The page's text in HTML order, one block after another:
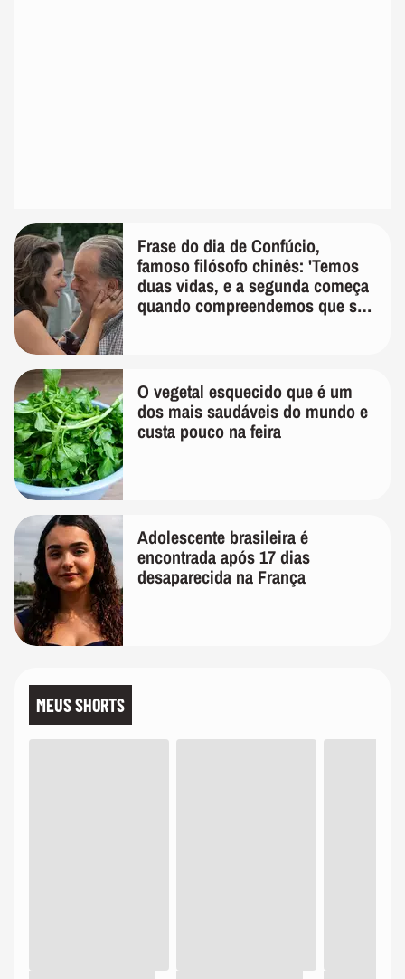
Frase do dia de Confúcio,
famoso filósofo chinês: 'Temos
duas vidas, e a segunda começa
quando compreendemos que só
O vegetal esquecido que é um
dos mais saudáveis do mundo e
custa pouco na feira
Adolescente brasileira é
encontrada após 17 dias
desaparecida na França
MEUS SHORTS